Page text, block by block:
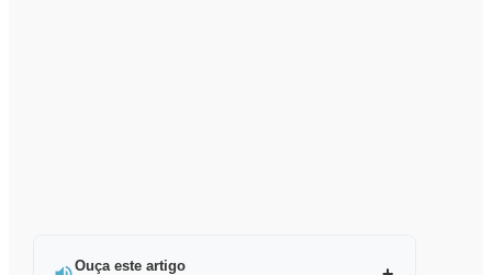
Ouça este artigo